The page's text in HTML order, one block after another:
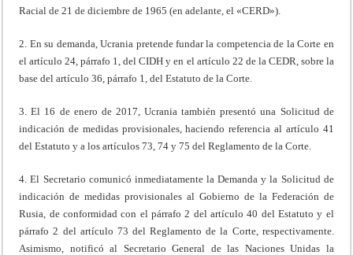
Racial de 21 de diciembre de 1965 (en adelante, el «CERD»).
2. En su demanda, Ucrania pretende fundar la competencia de la Corte en
el artículo 24, párrafo 1, del CIDH y en el artículo 22 de la CEDR, sobre la
base del artículo 36, párrafo 1, del Estatuto de la Corte.
3. El 16 de enero de 2017, Ucrania también presentó una Solicitud de
indicación de medidas provisionales, haciendo referencia al artículo 41
del Estatuto y a los artículos 73, 74 y 75 del Reglamento de la Corte.
4. El Secretario comunicó inmediatamente la Demanda y la Solicitud de
indicación de medidas provisionales al Gobierno de la Federación de
Rusia, de conformidad con el párrafo 2 del artículo 40 del Estatuto y el
párrafo 2 del artículo 73 del Reglamento de la Corte, respectivamente.
Asimismo, notificó al Secretario General de las Naciones Unidas la